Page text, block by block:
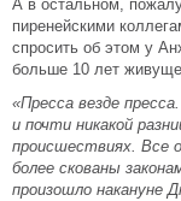
А в остальном,
пиренейскими
спросить об этом у
больше 10 лет
«Пресса везде
и почти никакой
происшествиях. Все
более скованы
произошло накануне